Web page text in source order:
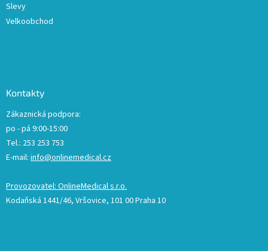
Slevy
Velkoobchod
Kontakty
Zákaznická podpora:
po - pá 9:00-15:00
Tel.: 253 253 753
E-mail: info@onlinemedical.cz
Provozovatel: OnlineMedical s.r.o.
Kodaňská 1441/46, Vršovice, 101 00 Praha 10